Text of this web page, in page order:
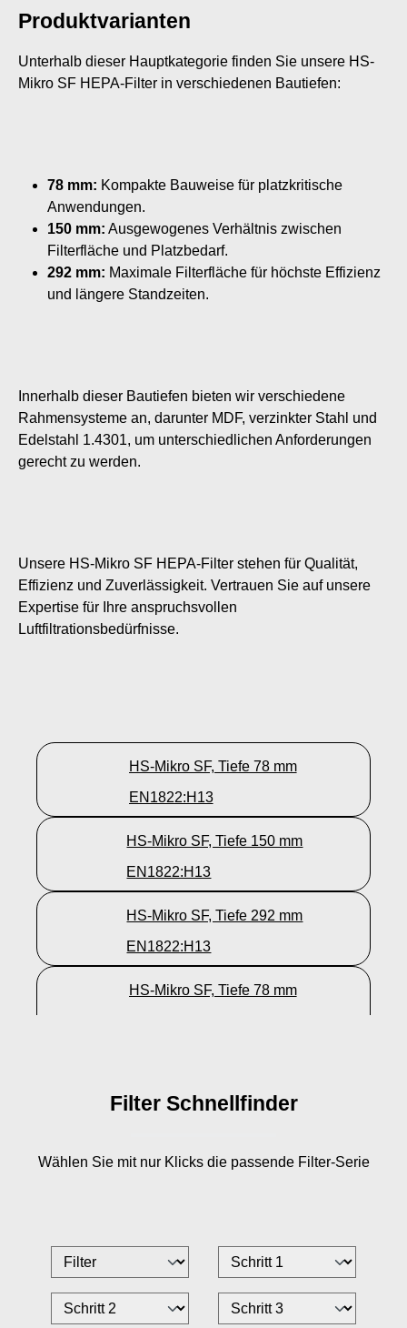
Produktvarianten
Unterhalb dieser Hauptkategorie finden Sie unsere HS-
Mikro SF HEPA-Filter in verschiedenen Bautiefen:
78 mm: Kompakte Bauweise für platzkritische
Anwendungen.
150 mm: Ausgewogenes Verhältnis zwischen
Filterfläche und Platzbedarf.
292 mm: Maximale Filterfläche für höchste Effizienz
und längere Standzeiten.
Innerhalb dieser Bautiefen bieten wir verschiedene
Rahmensysteme an, darunter MDF, verzinkter Stahl und
Edelstahl 1.4301, um unterschiedlichen Anforderungen
gerecht zu werden.
Unsere HS-Mikro SF HEPA-Filter stehen für Qualität,
Effizienz und Zuverlässigkeit. Vertrauen Sie auf unsere
Expertise für Ihre anspruchsvollen
Luftfiltrationsbedürfnisse.
HS-Mikro SF, Tiefe 78 mm
EN1822:H13
HS-Mikro SF, Tiefe 150 mm
EN1822:H13
HS-Mikro SF, Tiefe 292 mm
EN1822:H13
HS-Mikro SF, Tiefe 78 mm
EN1822:H14
EN1822:H14
Filter Schnellfinder
Wählen Sie mit nur Klicks die passende Filter-Serie